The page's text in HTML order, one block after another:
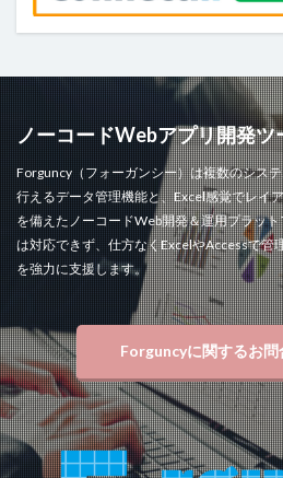
ノーコードWebアプリ開発
Forguncy（フォーガンシー）は複数のシス
行えるデータ管理機能と、Excel感覚でレイ
を備えたノーコードWeb開発＆運用プラッ
は対応できず、仕方なくExcelやAccessで管
を強力に支援します。
Forguncyに関するお問
検索